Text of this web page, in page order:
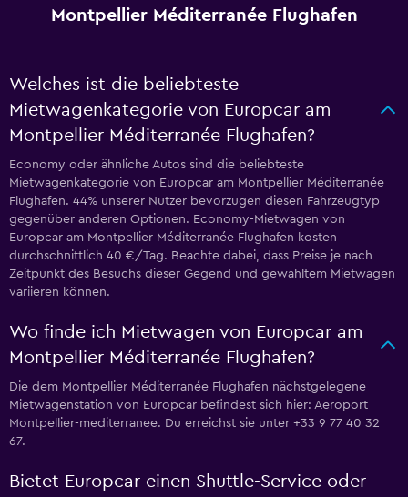
Montpellier Méditerranée Flughafen
Welches ist die beliebteste
Mietwagenkategorie von Europcar am
Montpellier Méditerranée Flughafen?
Economy oder ähnliche Autos sind die beliebteste
Mietwagenkategorie von Europcar am Montpellier Méditerranée
Flughafen. 44% unserer Nutzer bevorzugen diesen Fahrzeugtyp
gegenüber anderen Optionen. Economy-Mietwagen von
Europcar am Montpellier Méditerranée Flughafen kosten
durchschnittlich 40 €/Tag. Beachte dabei, dass Preise je nach
Zeitpunkt des Besuchs dieser Gegend und gewähltem Mietwagen
variieren können.
Wo finde ich Mietwagen von Europcar am
Montpellier Méditerranée Flughafen?
Die dem Montpellier Méditerranée Flughafen nächstgelegene
Mietwagenstation von Europcar befindest sich hier: Aeroport
Montpellier-mediterranee. Du erreichst sie unter +33 9 77 40 32
67.
Bietet Europcar einen Shuttle-Service oder